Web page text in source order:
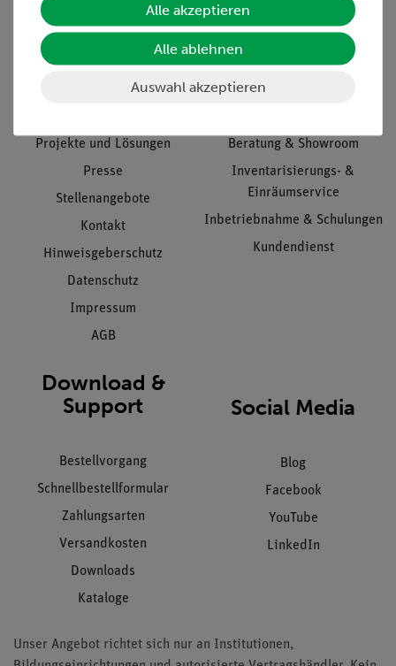
Informationen
Projekte und Lösungen
Presse
Stellenangebote
Kontakt
Hinweisgeberschutz
Datenschutz
Impressum
AGB
Service
Beratung & Showroom
Inventarisierungs- &
Einräumservice
Inbetriebnahme & Schulungen
Kundendienst
Download &
Support
Bestellvorgang
Schnellbestellformular
Zahlungsarten
Versandkosten
Downloads
Kataloge
Social Media
Blog
Facebook
YouTube
LinkedIn
Unser Angebot richtet sich nur an Institutionen,
Alle akzeptieren
Alle ablehnen
Auswahl akzeptieren